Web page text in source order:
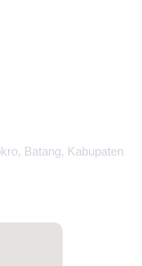
Batang, Kabupaten